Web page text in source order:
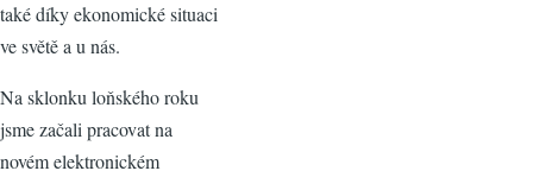
také díky ekonomické situaci
ve světě a u nás.
Na sklonku loňského roku
jsme začali pracovat na
novém elektronickém